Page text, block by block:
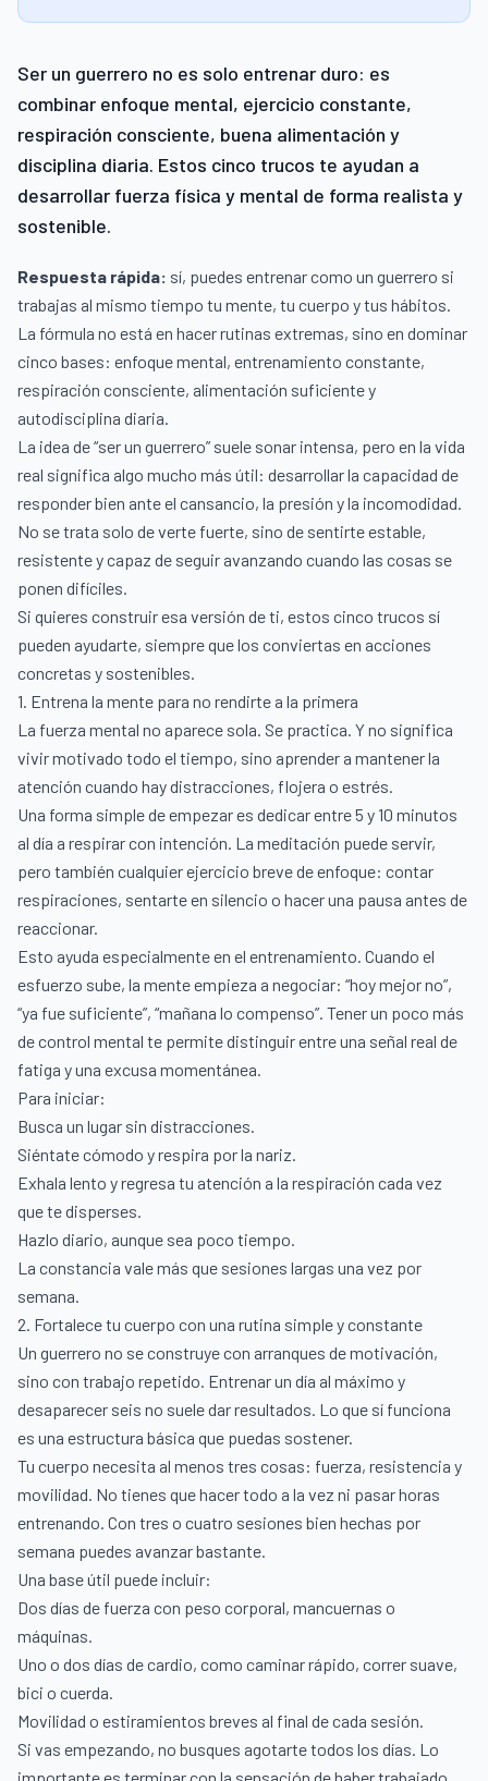
Ser un guerrero no es solo entrenar duro: es
combinar enfoque mental, ejercicio constante,
respiración consciente, buena alimentación y
disciplina diaria. Estos cinco trucos te ayudan a
desarrollar fuerza física y mental de forma realista y
sostenible.
Respuesta rápida: sí, puedes entrenar como un guerrero si
trabajas al mismo tiempo tu mente, tu cuerpo y tus hábitos.
La fórmula no está en hacer rutinas extremas, sino en dominar
cinco bases: enfoque mental, entrenamiento constante,
respiración consciente, alimentación suficiente y
autodisciplina diaria.
La idea de “ser un guerrero” suele sonar intensa, pero en la vida
real significa algo mucho más útil: desarrollar la capacidad de
responder bien ante el cansancio, la presión y la incomodidad.
No se trata solo de verte fuerte, sino de sentirte estable,
resistente y capaz de seguir avanzando cuando las cosas se
ponen difíciles.
Si quieres construir esa versión de ti, estos cinco trucos sí
pueden ayudarte, siempre que los conviertas en acciones
concretas y sostenibles.
1. Entrena la mente para no rendirte a la primera
La fuerza mental no aparece sola. Se practica. Y no significa
vivir motivado todo el tiempo, sino aprender a mantener la
atención cuando hay distracciones, flojera o estrés.
Una forma simple de empezar es dedicar entre 5 y 10 minutos
al día a respirar con intención. La meditación puede servir,
pero también cualquier ejercicio breve de enfoque: contar
respiraciones, sentarte en silencio o hacer una pausa antes de
reaccionar.
Esto ayuda especialmente en el entrenamiento. Cuando el
esfuerzo sube, la mente empieza a negociar: “hoy mejor no”,
“ya fue suficiente”, “mañana lo compenso”. Tener un poco más
de control mental te permite distinguir entre una señal real de
fatiga y una excusa momentánea.
Para iniciar:
Busca un lugar sin distracciones.
Siéntate cómodo y respira por la nariz.
Exhala lento y regresa tu atención a la respiración cada vez
que te disperses.
Hazlo diario, aunque sea poco tiempo.
La constancia vale más que sesiones largas una vez por
semana.
2. Fortalece tu cuerpo con una rutina simple y constante
Un guerrero no se construye con arranques de motivación,
sino con trabajo repetido. Entrenar un día al máximo y
desaparecer seis no suele dar resultados. Lo que sí funciona
es una estructura básica que puedas sostener.
Tu cuerpo necesita al menos tres cosas: fuerza, resistencia y
movilidad. No tienes que hacer todo a la vez ni pasar horas
entrenando. Con tres o cuatro sesiones bien hechas por
semana puedes avanzar bastante.
Una base útil puede incluir:
Dos días de fuerza con peso corporal, mancuernas o
máquinas.
Uno o dos días de cardio, como caminar rápido, correr suave,
bici o cuerda.
Movilidad o estiramientos breves al final de cada sesión.
Si vas empezando, no busques agotarte todos los días. Lo